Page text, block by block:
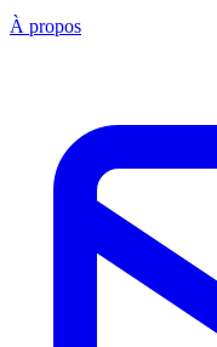
À propos